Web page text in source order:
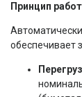
Принцип
обеспечивает